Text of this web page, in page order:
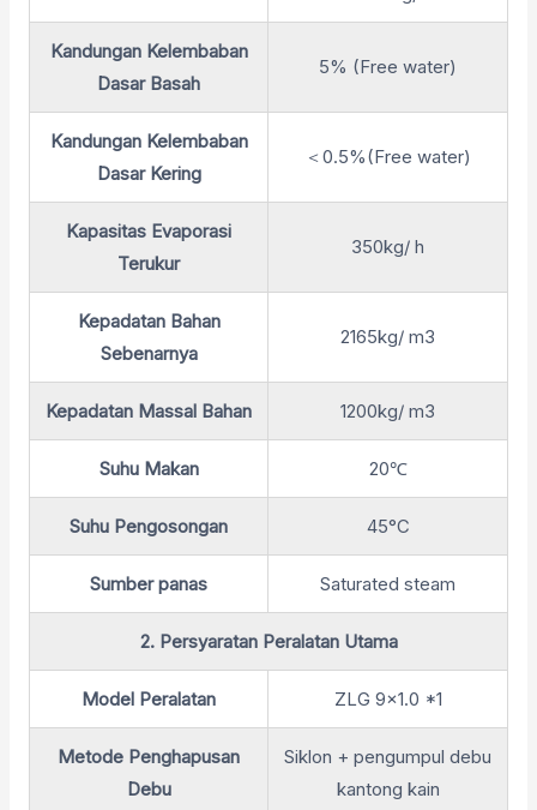
Kandungan Kelembaban
Dasar Basah
5% (Free water)
Kandungan Kelembaban
Dasar Kering
＜0.5%(Free water)
Kapasitas Evaporasi
Terukur
350kg/ h
Kepadatan Bahan
Sebenarnya
2165kg/ m3
Kepadatan Massal Bahan 1200kg/ m3
Suhu Makan 20℃
Suhu Pengosongan 45°C
Sumber panas Saturated steam
2. Persyaratan Peralatan Utama
Model Peralatan ZLG 9x1.0 *1
Metode Penghapusan
Debu
Siklon + pengumpul debu
kantong kain